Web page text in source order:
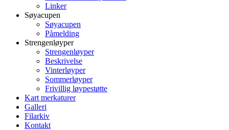
Linker
Søyacupen
Søyacupen
Påmelding
Strengenløyper
Strengenløyper
Beskrivelse
Vinterløyper
Sommerløyper
Frivillig løypestøtte
Kart merkaturer
Galleri
Filarkiv
Kontakt